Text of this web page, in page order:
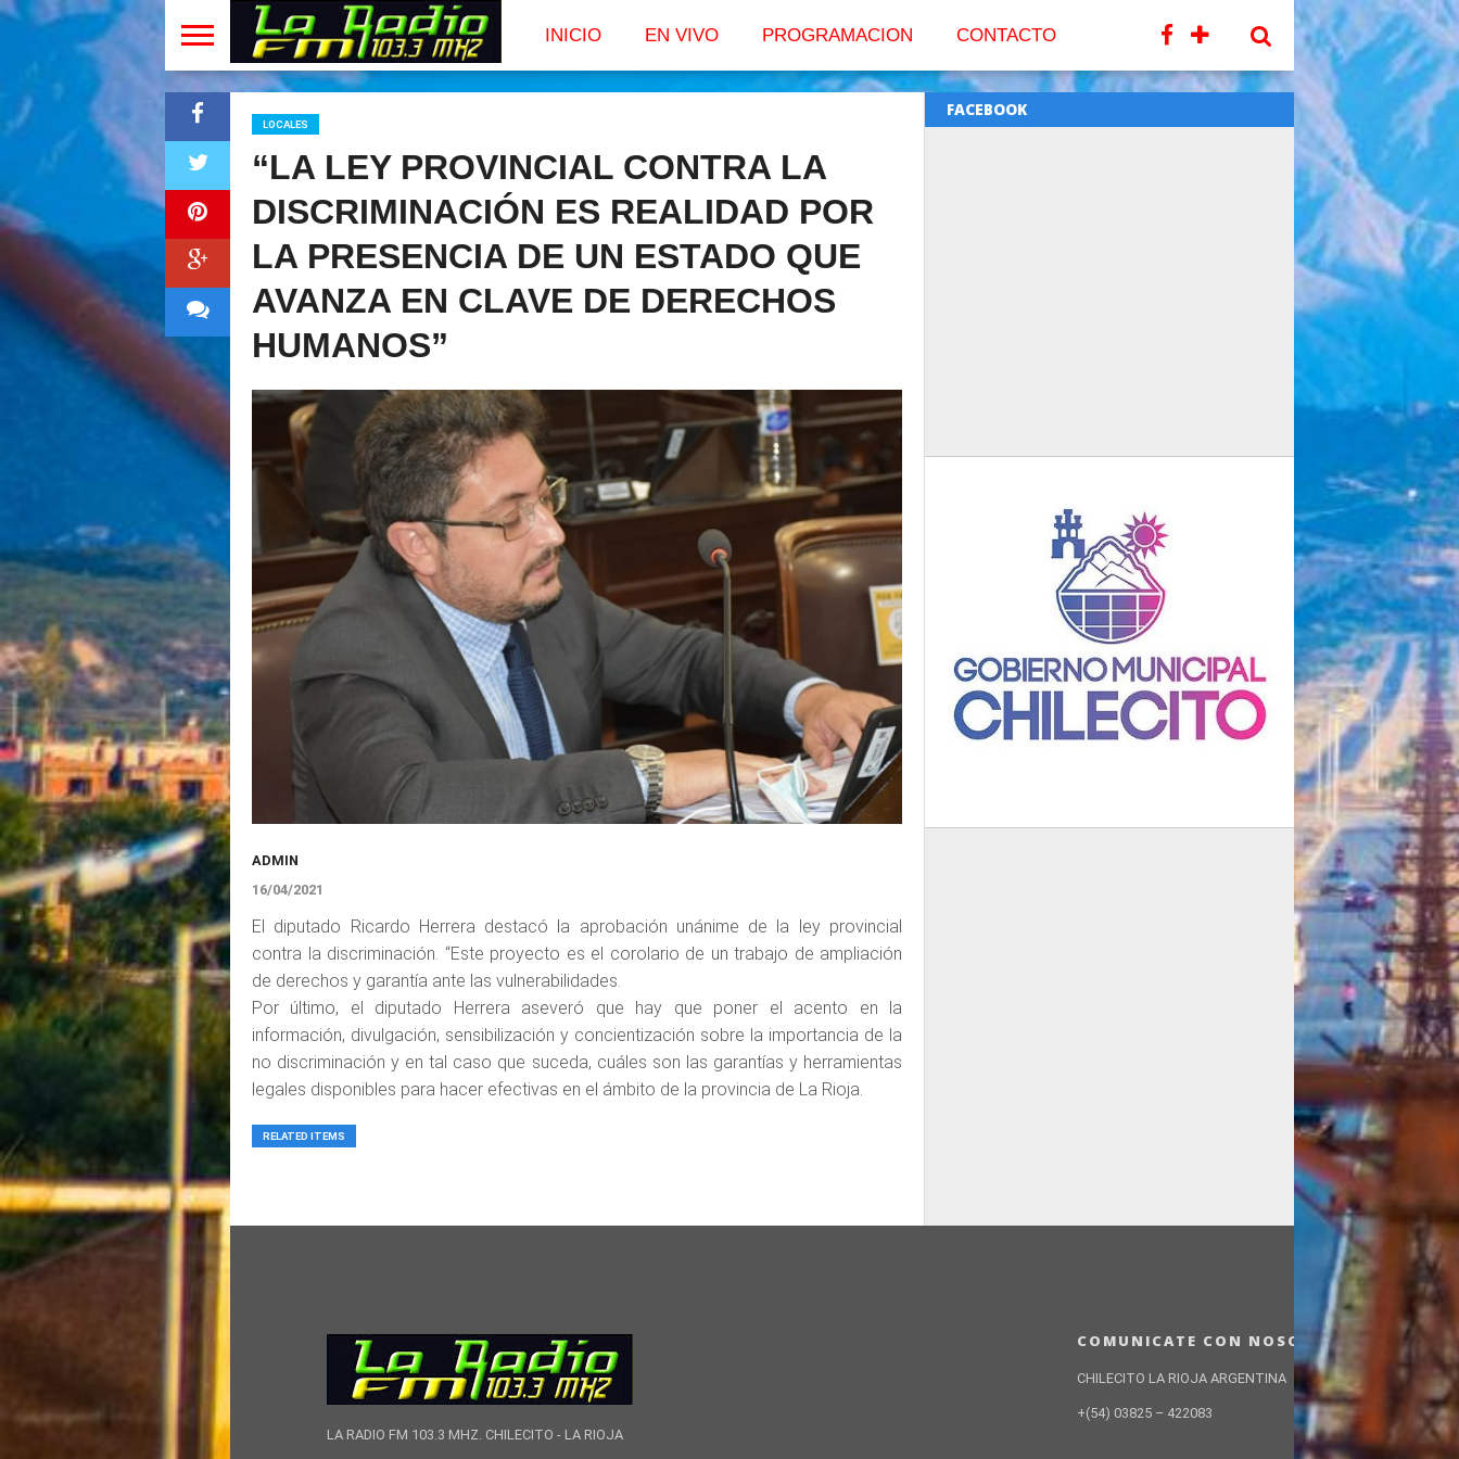
INICIO EN VIVO PROGRAMACION CONTACTO
LOCALES
“LA LEY PROVINCIAL CONTRA LA
DISCRIMINACIÓN ES REALIDAD POR
LA PRESENCIA DE UN ESTADO QUE
AVANZA EN CLAVE DE DERECHOS
HUMANOS”
ADMIN
16/04/2021
El diputado Ricardo Herrera destacó la aprobación unánime de la ley provincial
contra la discriminación. “Este proyecto es el corolario de un trabajo de ampliación
de derechos y garantía ante las vulnerabilidades.
Por último, el diputado Herrera aseveró que hay que poner el acento en la
información, divulgación, sensibilización y concientización sobre la importancia de la
no discriminación y en tal caso que suceda, cuáles son las garantías y herramientas
legales disponibles para hacer efectivas en el ámbito de la provincia de La Rioja.
RELATED ITEMS
FACEBOOK
LA RADIO FM 103.3 MHZ. CHILECITO - LA RIOJA
COMUNICATE CON NOSOTROS
CHILECITO LA RIOJA ARGENTINA
+(54) 03825 – 422083